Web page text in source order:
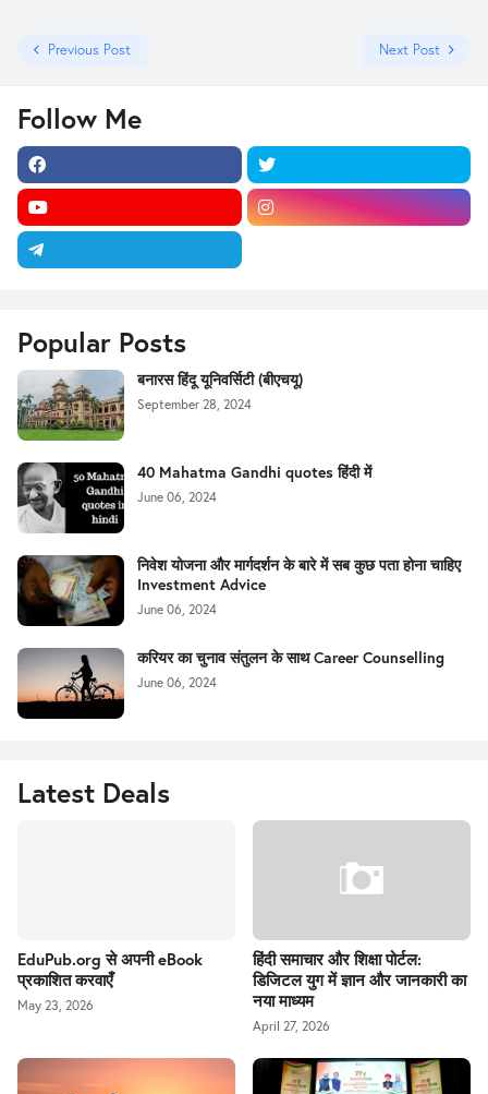
Previous Post Next Post
Follow Me
Popular Posts
बनारस हिंदू यूनिवर्सिटी (बीएचयू)
September 28, 2024
40 Mahatma Gandhi quotes हिंदी में
June 06, 2024
निवेश योजना और मार्गदर्शन के बारे में सब कुछ पता होना चाहिए
Investment Advice
June 06, 2024
करियर का चुनाव संतुलन के साथ Career Counselling
June 06, 2024
Latest Deals
EduPub.org से अपनी eBook
प्रकाशित करवाएँ
May 23, 2026
हिंदी समाचार और शिक्षा पोर्टल:
डिजिटल युग में ज्ञान और जानकारी का
नया माध्यम
April 27, 2026